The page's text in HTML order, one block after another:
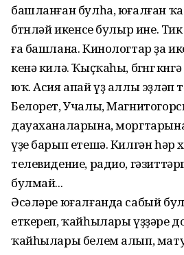
башланған булһа, юғалған
бөтөнләй икенсе булыр ине.
ға башлана. Кинологтар ҙа
кенә килә. Ҡыҫҡаһы, бөгөнгө
юҡ. Асия апай үҙ аллы эҙләп
Белорет, Учалы,
дауаханаларына,
үҙе барып етешә. Килгән һәр
телевидение, радио,
булмай...
Әсәләре юғалғанда сабый
еткереп, ҡайһылары үҙҙәре
ҡайһылары белем алып,